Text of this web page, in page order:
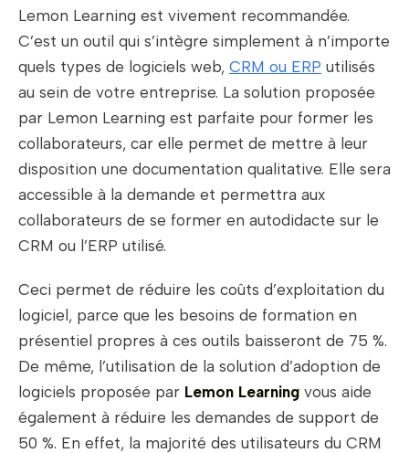
Lemon Learning est vivement recommandée.
C’est un outil qui s’intègre simplement à n’importe
quels types de logiciels web, CRM ou ERP utilisés
au sein de votre entreprise. La solution proposée
par Lemon Learning est parfaite pour former les
collaborateurs, car elle permet de mettre à leur
disposition une documentation qualitative. Elle sera
accessible à la demande et permettra aux
collaborateurs de se former en autodidacte sur le
CRM ou l’ERP utilisé.
Ceci permet de réduire les coûts d’exploitation du
logiciel, parce que les besoins de formation en
présentiel propres à ces outils baisseront de 75 %.
De même, l’utilisation de la solution d’adoption de
logiciels proposée par Lemon Learning vous aide
également à réduire les demandes de support de
50 %. En effet, la majorité des utilisateurs du CRM